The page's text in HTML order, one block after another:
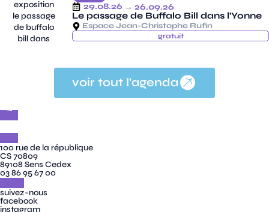
29.08.26 → 26.09.26
Le passage de Buffalo Bill dans l’Yonne
Espace Jean-Christophe Rufin
gratuit
voir tout l'agenda
100 rue de la république
CS 70809
89108 Sens Cedex
03 86 95 67 00
suivez-nous
facebook
instagram